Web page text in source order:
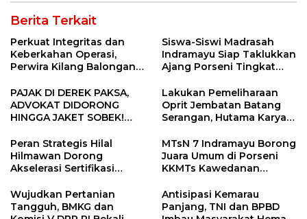
Perawatan Gigi
Berita Terkait
Perkuat Integritas dan
Keberkahan Operasi,
Perwira Kilang Balongan
Siswa-Siswi Madrasah
Indramayu Siap Taklukkan
Ajang Porseni Tingkat
PAJAK DI DEREK PAKSA,
ADVOKAT DIDORONG
HINGGA JAKET SOBEK!
Ngamuk Kepung Polresta
Pekanbaru!
Lakukan Pemeliharaan
Oprit Jembatan Batang
Serangan, Hutama Karya
55 Tol Binjai–Langsa
Peran Strategis Hilal
Hilmawan Dorong
Akselerasi Sertifikasi
Entaskan Kemiskinan di
Indramayu
MTsN 7 Indramayu Borong
Juara Umum di Porseni
KKMTs Kawedanan
Wujudkan Pertanian
Tangguh, BMKG dan
Antisipasi Kemarau
Panjang, TNI dan BPBD